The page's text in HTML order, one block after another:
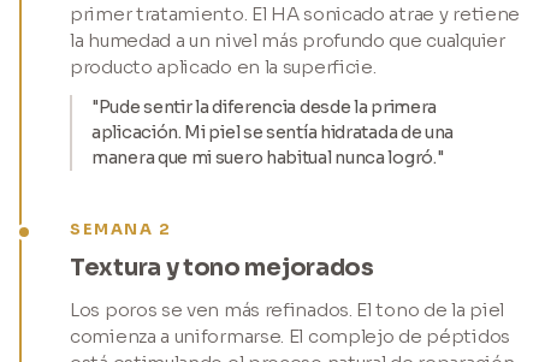
primer tratamiento. El HA sonicado atrae y retiene
la humedad a un nivel más profundo que cualquier
producto aplicado en la superficie.
"Pude sentir la diferencia desde la primera
aplicación. Mi piel se sentía hidratada de una
manera que mi suero habitual nunca logró."
SEMANA 2
Textura y tono mejorados
Los poros se ven más refinados. El tono de la piel
comienza a uniformarse. El complejo de péptidos